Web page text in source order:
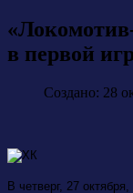
в первой
Создано: 28
В четверг, 27